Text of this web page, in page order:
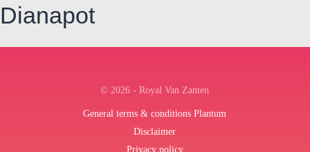
Dianapot
© 2026 - Royal Van Zanten
General terms & conditions Plantum
Disclaimer
Privacy policy